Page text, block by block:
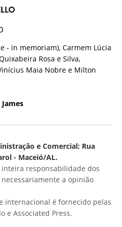
- in memoriam), Carmem Lúcia
Rosa e Silva,
Maia Nobre e Milton
e Comercial: Rua
- Maceió/AL.
responsabilidade dos
a opinião
internacional é fornecido pelas
e Associated Press.